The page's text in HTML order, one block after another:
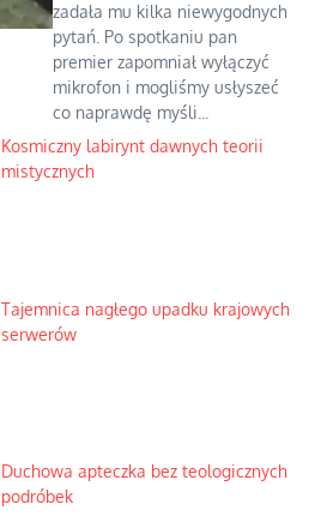
zadała mu kilka niewygodnych
pytań. Po spotkaniu pan
premier zapomniał wyłączyć
mikrofon i mogliśmy usłyszeć
co naprawdę myśli...
Kosmiczny labirynt dawnych teorii
mistycznych
Tajemnica nagłego upadku krajowych
serwerów
Duchowa apteczka bez teologicznych
podróbek